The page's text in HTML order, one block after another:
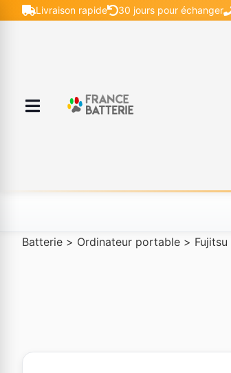
Livraison rapide 30 jours pour échanger
Batterie > Ordinateur portable > Fujitsu